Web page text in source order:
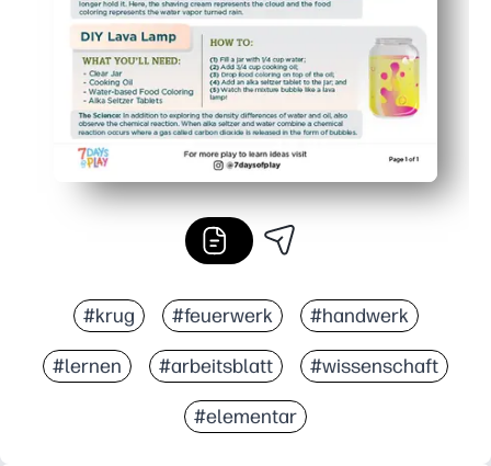
#krug #feuerwerk #handwerk
#lernen #arbeitsblatt #wissenschaft
#elementar